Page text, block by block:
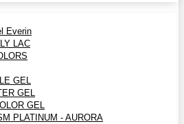
Everin
LAC
GEL
GEL
GEL
PLATINUM - AURORA